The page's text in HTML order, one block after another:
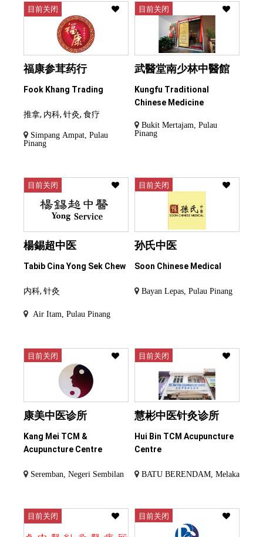
目前关闭
福康参茸药行
Fook Khang Trading
推拿, 内科, 针灸, 食疗
Simpang Ampat, Pulau
Pinang
目前关闭
武醫堂南少林中醫館
Kungfu Traditional
Chinese Medicine
Bukit Mertajam, Pulau
Pinang
目前关闭
楊錫超中医
Tabib Cina Yong Sek Chew
内科, 针灸
Air Itam, Pulau Pinang
目前关闭
孙氏中医
Soon Chinese Medical
Bayan Lepas, Pulau Pinang
目前关闭
康美中医诊所
Kang Mei TCM &
Acupuncture Centre
Seremban, Negeri Sembilan
目前关闭
慧彬中医针灸诊所
Hui Bin TCM Acupuncture
Centre
BATU BERENDAM, Melaka
目前关闭 目前关闭